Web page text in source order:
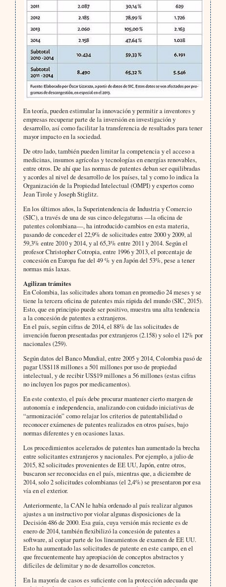
En teoría, pueden estimular la innovación y permitir a inventores y
empresas recuperar parte de la inversión en investigación y
desarrollo, así como facilitar la transferencia de resultados para tener
mayor impacto en la sociedad.
De otro lado, también pueden limitar la competencia y el acceso a
medicinas, insumos agrícolas y tecnologías en energías renovables,
entre otros. De ahí que las normas de patentes deban ser equilibradas
y acordes al nivel de desarrollo de los países, tal y como lo indica la
Organización de la Propiedad Intelectual (OMPI) y expertos como
Jean Tirole y Joseph Stiglitz.
En los últimos años, la Superintendencia de Industria y Comercio
(SIC), a través de una de sus cinco delegaturas —la oficina de
patentes colombiana—, ha introducido cambios en esta materia,
pasando de conceder el 22,9% de solicitudes entre 2000 y 2009, al
59,3% entre 2010 y 2014, y al 65,3% entre 2011 y 2014. Según el
profesor Christopher Cotropia, entre 1996 y 2013, el porcentaje de
concesión en Europa fue del 49 % y en Japón del 53%, pese a tener
normas más laxas.
Agilizan trámites
En Colombia, las solicitudes ahora toman en promedio 24 meses y se
tiene la tercera oficina de patentes más rápida del mundo (SIC, 2015).
Esto, que en principio puede ser positivo, muestra una alta tendencia
a la concesión de patentes a extranjeros.
En el país, según cifras de 2014, el 88% de las solicitudes de
invención fueron presentadas por extranjeros (2.158) y solo el 12% por
nacionales (259).
Según datos del Banco Mundial, entre 2005 y 2014, Colombia pasó de
pagar US$118 millones a 501 millones por uso de propiedad
intelectual, y de recibir US$19 millones a 56 millones (estas cifras
no incluyen los pagos por medicamentos).
En este contexto, el país debe procurar mantener cierto margen de
autonomía e independencia, analizando con cuidado iniciativas de
“armonización” como relajar los criterios de patentabilidad o
reconocer exámenes de patentes realizados en otros países, bajo
normas diferentes y en ocasiones laxas.
Los procedimientos acelerados de patentes han aumentado la brecha
entre solicitantes extranjeros y nacionales. Por ejemplo, a julio de
2015, 82 solicitudes provenientes de EE UU, Japón, entre otros,
buscaron ser reconocidas en el país, mientras que, a diciembre de
2014, solo 2 solicitudes colombianas (el 2,4%) se presentaron por esa
vía en el exterior.
Anteriormente, la CAN le había ordenado al país realizar algunos
ajustes a un instructivo por violar algunas disposiciones de la
Decisión 486 de 2000. Esa guía, cuya versión más reciente es de
enero de 2014, también flexibilizó la concesión de patentes a
software, al copiar parte de los lineamientos de examen de EE UU.
Esto ha aumentado las solicitudes de patente en este campo, en el
que frecuentemente hay apropiación de conceptos abstractos y
difíciles de delimitar y no de desarrollos concretos.
En la mayoría de casos es suficiente con la protección adecuada que